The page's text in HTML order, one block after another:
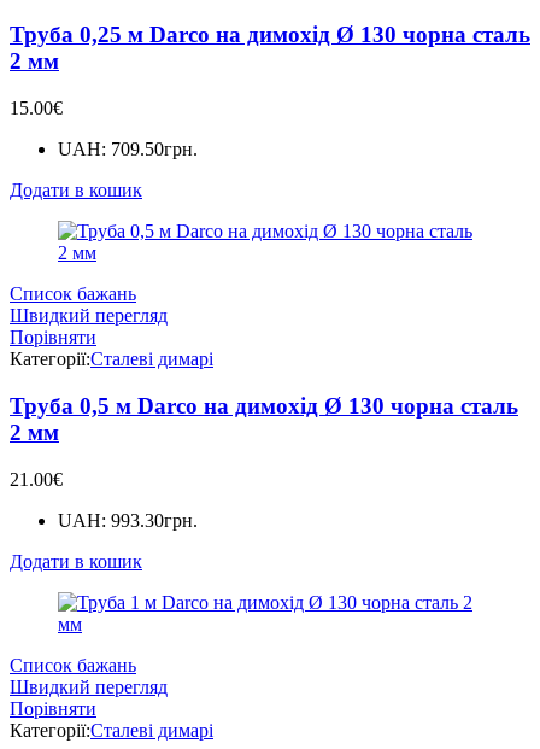
Труба 0,25 м Darco на димохід Ø 130 чорна сталь
2 мм
15.00€
UAH: 709.50грн.
Додати в кошик
Список бажань
Швидкий перегляд
Порівняти
Категорії:Сталеві димарі
Труба 0,5 м Darco на димохід Ø 130 чорна сталь
2 мм
21.00€
UAH: 993.30грн.
Додати в кошик
Список бажань
Швидкий перегляд
Порівняти
Категорії:Сталеві димарі